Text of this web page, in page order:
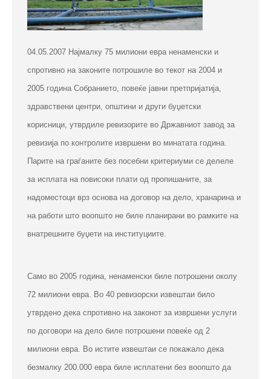
04.05.2007 Најмалку 75 милиони евра ненаменски и
спротивно на законите потрошиле во текот на 2004 и
2005 година Собранието, повеќе јавни претпријатија,
здравствени центри, општини и други буџетски
корисници, утврдиле ревизорите во Државниот завод за
ревизија по контролите извршени во минатата година.
Парите на граѓаните без посебни критериуми се делеле
за исплата на повисоки плати од пропишаните, за
надоместоци врз основа на договор на дело, хранарина и
на работи што воопшто не биле планирани во рамките на
внатрешните буџети на институциите.
Само во 2005 година, ненаменски биле потрошени околу
72 милиони евра. Во 40 ревизорски извештаи било
утврдено дека спротивно на законот за извршени услуги
по договори на дело биле потрошени повеќе од 2
милиони евра. Во истите извештаи се покажало дека
безмалку 200.000 евра биле исплатени без воопшто да